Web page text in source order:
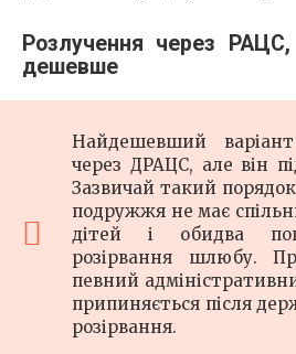
Розлучення через
дешевше
Найдешевший
через ДРАЦС, але він
Зазвичай такий
подружжя не має
дітей і обидва
розірвання шлюбу.
певний
припиняється після
розірвання.